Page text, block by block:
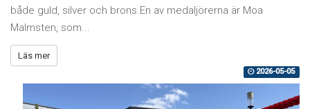
både guld, silver och brons.En av medaljörerna är Moa
Malmsten, som...
Läs mer
2026-05-05